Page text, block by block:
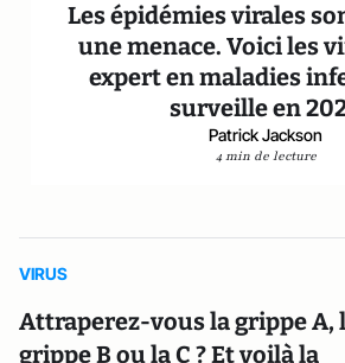
Les épidémies virales
une menace. Voici les
expert en maladies
surveille en
Patrick Jackson
4 min de lecture
VIRUS
Attraperez-vous la grippe A,
grippe B ou la C ? Et voilà la